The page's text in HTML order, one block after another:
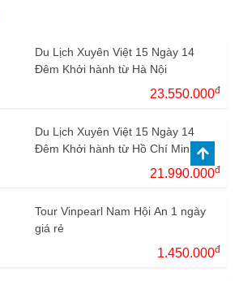
Du Lịch Xuyên Việt 15 Ngày 14
Đêm Khởi hành từ Hà Nội
23.550.000đ
Du Lịch Xuyên Việt 15 Ngày 14
Đêm Khởi hành từ Hồ Chí Minh
21.990.000đ
Tour Vinpearl Nam Hội An 1 ngày
giá rẻ
1.450.000đ